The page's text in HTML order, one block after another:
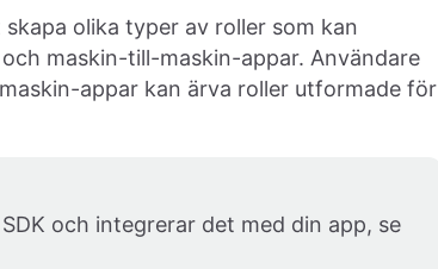
olika typer av roller som kan
maskin-till-maskin-appar. Användare
appar kan ärva roller utformade för
och integrerar det med din app, se